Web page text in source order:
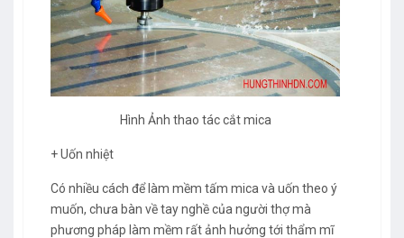
Hình Ảnh thao tác cắt mica
+ Uốn nhiệt
Có nhiều cách để làm mềm tấm mica và uốn theo ý
muốn, chưa bàn về tay nghề của người thợ mà
phương pháp làm mềm rất ảnh hưởng tới thẩm mĩ